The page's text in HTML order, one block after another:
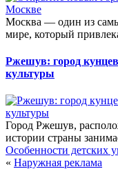
Москва — один из
мире, который
Ржешув: город
культуры
Город Ржешув,
истории страны
Особенности детских
« Наружная реклама